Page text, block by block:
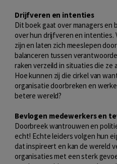
Drijfveren en intenties
Dit boek gaat over managers
over hun drijfveren en intenties.
zijn en laten zich meeslepen
balanceren tussen
raken verzeild in situaties die ze
Hoe kunnen zij die cirkel van
organisatie doorbreken en
betere wereld?
Bevlogen medewerkers en
Doorbreek wantrouwen en
echt! Echte leiders volgen hun
dat inspireert en kan de wereld
organisaties met een sterk